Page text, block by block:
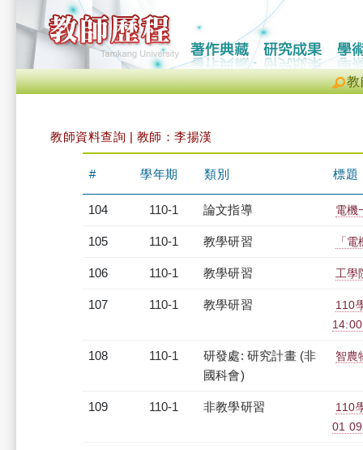
教
教師資料查詢 | 教師：李揚漢
# 學年期 類別 標題
104 110-1 論文指導 電機
105 110-1 教學研習 「
106 110-1 教學研習 工學
107 110-1 教學研習
110
108 110-1
研發處: 研究計畫 (非
國科會)
智農
109 110-1 非教學研習
110
01